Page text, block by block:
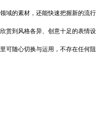
域的素材，还能快速把握新的流行
赏到风格各异、创意十足的表情设
可随心切换与运用，不存在任何阻